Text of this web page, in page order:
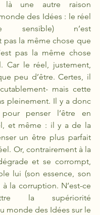
là une autre raison
des Idées : le réel
sensible) n’est
pas la même chose que
pas la même chose
Car le réel, justement,
peu d’être. Certes, il
mais cette
pleinement. Il y a donc
penser l’être en
et même : il y a de la
un être plus parfait
Or, contrairement à la
et se corrompt,
lui (son essence, son
la corruption. N’est-ce
la supériorité
monde des Idées sur le